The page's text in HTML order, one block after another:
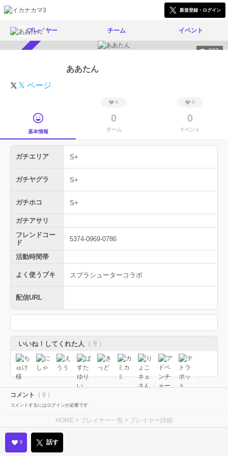
新規登録・ログイン
プレイヤー チーム イベント
382
ああたん
𝕏 ページ
基本情報
0
0
チーム
0
0
イベント
ガチエリア S+
ガチヤグラ S+
ガチホコ S+
ガチアサリ
フレンドコー
ド
5374-0969-0786
活動時間帯
よく使うブキ スプラシューターコラボ
配信URL
いいね！してくれた人 （ 9 ）
コメント （ 0 ）
コメントするにはログインが必要です
HOME > プレイヤー一覧 > プレイヤー詳細
9 話す